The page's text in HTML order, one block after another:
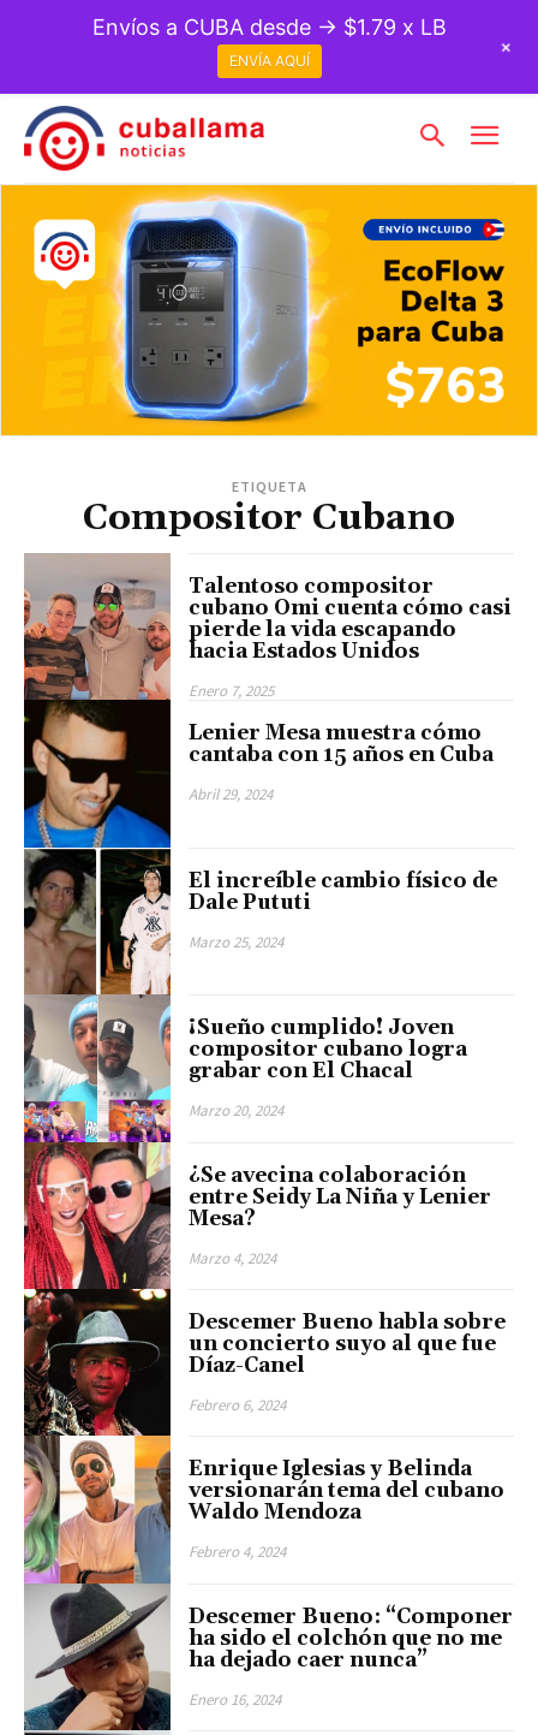
ETIQUETA
Compositor Cubano
Talentoso compositor
cubano Omi cuenta cómo casi
pierde la vida escapando
hacia Estados Unidos
Enero 7, 2025
Lenier Mesa muestra cómo
cantaba con 15 años en Cuba
Abril 29, 2024
El increíble cambio físico de
Dale Pututi
Marzo 25, 2024
¡Sueño cumplido! Joven
compositor cubano logra
grabar con El Chacal
Marzo 20, 2024
¿Se avecina colaboración
entre Seidy La Niña y Lenier
Mesa?
Marzo 4, 2024
Descemer Bueno habla sobre
un concierto suyo al que fue
Díaz-Canel
Febrero 6, 2024
Enrique Iglesias y Belinda
versionarán tema del cubano
Waldo Mendoza
Febrero 4, 2024
Descemer Bueno: “Componer
ha sido el colchón que no me
ha dejado caer nunca”
Enero 16, 2024
Envíos a CUBA desde → $1.79 x LB
ENVÍA AQUÍ
+